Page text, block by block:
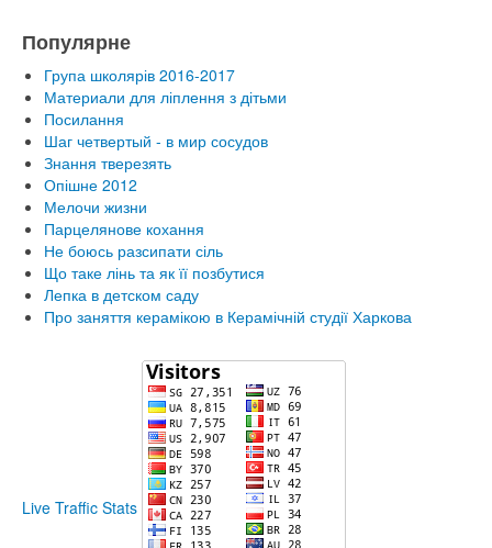
Популярне
Група школярів 2016-2017
Материали для ліплення з дітьми
Посилання
Шаг четвертый - в мир сосудов
Знання тверезять
Опішне 2012
Мелочи жизни
Парцелянове кохання
Не боюсь разсипати сіль
Що таке лінь та як її позбутися
Лепка в детском саду
Про заняття керамікою в Керамічній студії Харкова
Live Traffic Stats